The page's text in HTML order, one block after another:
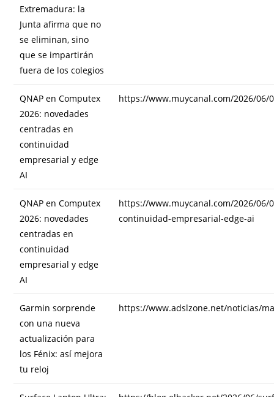
Extremadura: la
Junta afirma que no
se eliminan, sino
que se impartirán
fuera de los colegios
QNAP en Computex
2026: novedades
centradas en
continuidad
empresarial y edge
AI
https://www.muycanal.com/2026/06/
QNAP en Computex
2026: novedades
centradas en
continuidad
empresarial y edge
AI
https://www.muycanal.com/2026/06/
continuidad-empresarial-edge-ai
Garmin sorprende
con una nueva
actualización para
los Fénix: así mejora
tu reloj
https://www.adslzone.net/noticias/